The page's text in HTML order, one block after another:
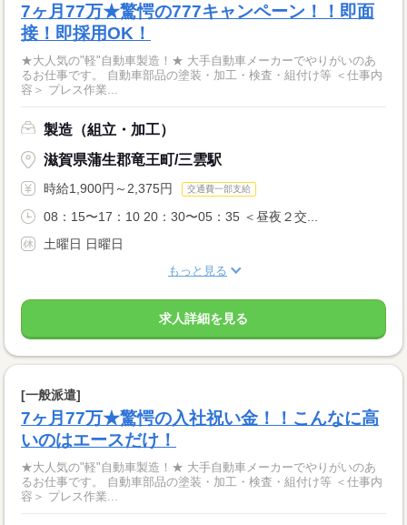
7ヶ月77万★驚愕の777キャンペーン！！即面
接！即採用OK！
★大人気の"軽"自動車製造！★ 大手自動車メーカーでやりがいのあ
るお仕事です。 自動車部品の塗装・加工・検査・組付け等 ＜仕事内
容＞ プレス作業...
製造（組立・加工）
滋賀県蒲生郡竜王町/三雲駅
時給1,900円～2,375円 交通費一部支給
08：15〜17：10 20：30〜05：35 ＜昼夜２交...
土曜日 日曜日
もっと見る
求人詳細を見る
[一般派遣]
7ヶ月77万★驚愕の入社祝い金！！こんなに高
いのはエースだけ！
★大人気の"軽"自動車製造！★ 大手自動車メーカーでやりがいのあ
るお仕事です。 自動車部品の塗装・加工・検査・組付け等 ＜仕事内
容＞ プレス作業...